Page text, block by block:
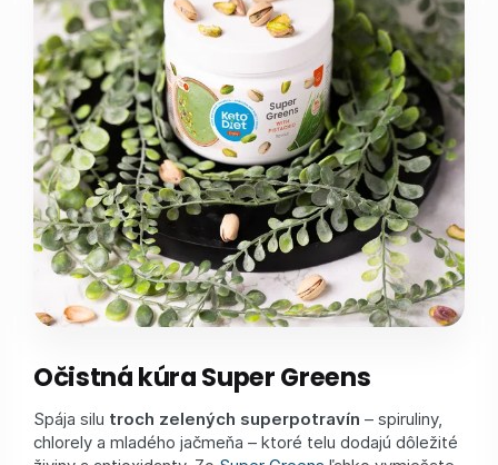
Očistná kúra Super Greens
Spája silu troch zelených superpotravín – spiruliny,
chlorely a mladého jačmeňa – ktoré telu dodajú dôležité